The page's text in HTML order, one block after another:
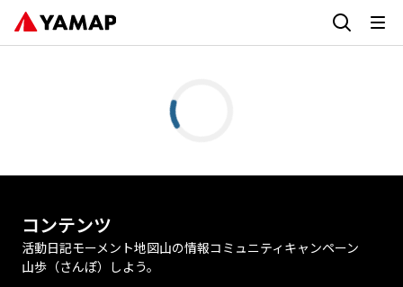
コンテンツ
活動日記モーメント地図山の情報コミュニティ キャンペーン
山歩（さんぽ）しよう。